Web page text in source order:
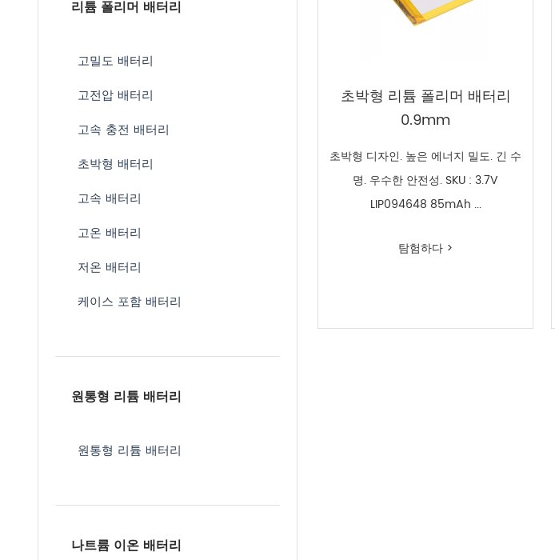
초박형 리튬 폴리머 배터리
0.9mm
초박형 디자인. 높은 에너지 밀도. 긴 수
명. 우수한 안전성. SKU : 3.7V
LIP094648 85mAh ...
탐험하다 >
리튬 폴리머 배터리
고밀도 배터리
고전압 배터리
고속 충전 배터리
초박형 배터리
고속 배터리
고온 배터리
저온 배터리
케이스 포함 배터리
원통형 리튬 배터리
원통형 리튬 배터리
나트륨 이온 배터리